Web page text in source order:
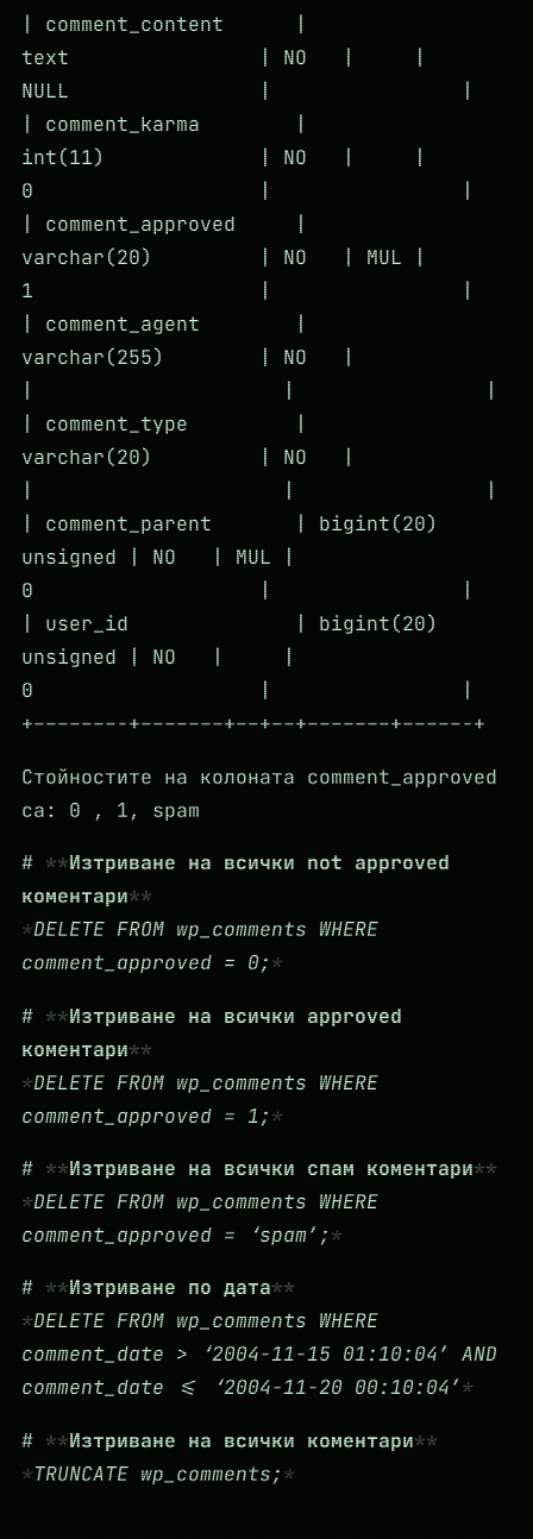
| comment_content |
text | NO | |
NULL | |
| comment_karma |
int(11) | NO | |
0 | |
| comment_approved |
varchar(20) | NO | MUL |
1 | |
| comment_agent |
varchar(255) | NO |
| | |
| comment_type |
varchar(20) | NO |
| | |
| comment_parent | bigint(20)
unsigned | NO | MUL |
0 | |
| user_id | bigint(20)
unsigned | NO | |
0 | |
+–––––––-+–––––––+––+––+–––––––+–––––-+
Стойностите на колоната comment_approved
са: 0 , 1, spam
#
Изтриване на всички not approved
коментари
DELETE FROM wp_comments WHERE
comment_approved = 0;
#
Изтриване на всички approved
коментари
DELETE FROM wp_comments WHERE
comment_approved = 1;
#
Изтриване на всички спам коментари
DELETE FROM wp_comments WHERE
comment_approved = ‘spam’;
#
Изтриване по дата
DELETE FROM wp_comments WHERE
comment_date > ‘2004-11-15 01:10:04’ AND
comment_date <= ‘2004-11-20 00:10:04’
#
Изтриване на всички коментари
TRUNCATE wp_comments;